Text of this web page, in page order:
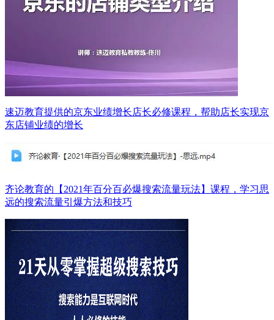
速迈教育提供的京东业绩增长店长必修课程，帮助店长实现京
东店铺业绩的增长
齐论教育的【2021年百分百必爆搜索流量玩法】课程，学习思
远的搜索流量引爆方法和技巧